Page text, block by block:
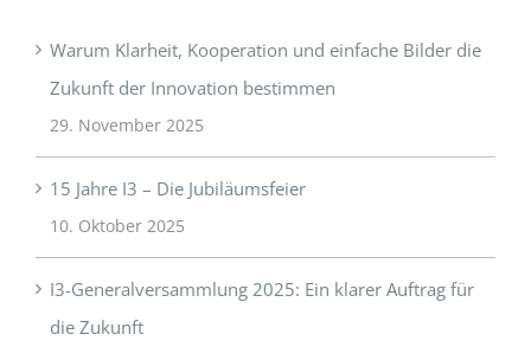
Warum Klarheit, Kooperation und einfache Bilder die
Zukunft der Innovation bestimmen
29. November 2025
15 Jahre I3 – Die Jubiläumsfeier
10. Oktober 2025
I3-Generalversammlung 2025: Ein klarer Auftrag für